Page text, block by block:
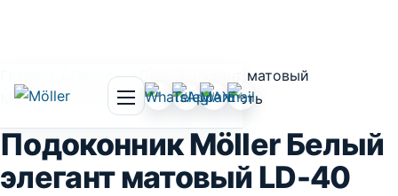
Открыть меню
Декоры/Белый элегант матовый
Möller · LD-40 · матовая поверхность
Подоконник Möller Белый
элегант матовый LD-40